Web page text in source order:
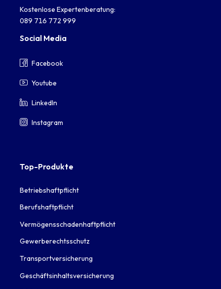
Kostenlose Expertenberatung:
089 716 772 999
Social Media
Facebook
Youtube
LinkedIn
Instagram
Top-Produkte
Betriebshaftpflicht
Berufshaftpflicht
Vermögensschadenhaftpflicht
Gewerberechtsschutz
Transportversicherung
Geschäftsinhaltsversicherung